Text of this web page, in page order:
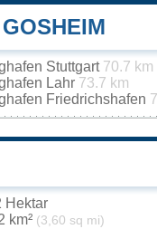
Stuttgart 70.7 km
Lahr 73.7 km
Friedrichshafen
Hektar
km² (3,60 sq mi)